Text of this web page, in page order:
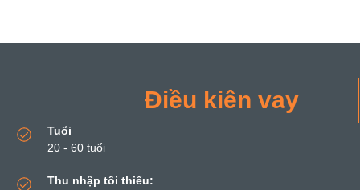
Điều kiên vay
Tuổi
20 - 60 tuổi
Thu nhập tối thiểu: